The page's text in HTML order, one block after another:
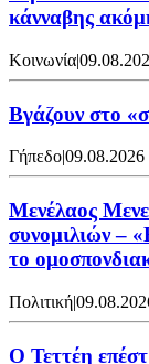
κάνναβης
Κοινωνία|
Bγάζουν στο
Γήπεδο|09.08.2026
Μενέλαος
συνομιλιών –
το
Πολιτική|
Ο Τεττέη